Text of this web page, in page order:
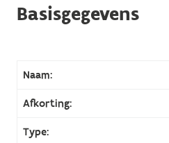
Basisgegevens
Naam:
Afkorting:
Type: